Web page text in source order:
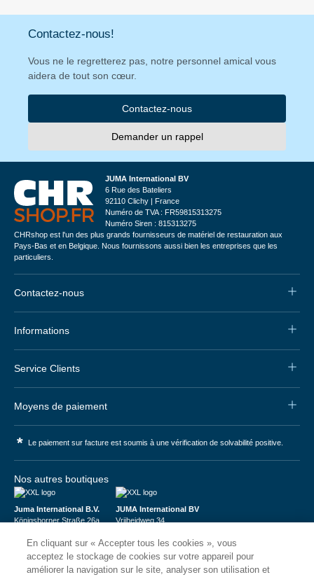
Contactez-nous!
Vous ne le regretterez pas, notre personnel amical vous
aidera de tout son cœur.
Contactez-nous
Demander un rappel
JUMA International BV
6 Rue des Bateliers
92110 Clichy | France
Numéro de TVA : FR59815313275
Numéro Siren : 815313275
CHRshop est l'un des plus grands fournisseurs de matériel de restauration aux
Pays-Bas et en Belgique. Nous fournissons aussi bien les entreprises que les
particuliers.
Contactez-nous
Informations
Service Clients
Moyens de paiement
* Le paiement sur facture est soumis à une vérification de solvabilité positive.
Nos autres boutiques
Juma International B.V.
Königsborner Straße 26a
USt-ID: DE321159873
Handelsregister: 58573909
JUMA International BV
Vrijheidweg 34
BTW: NL853095048B01
K.V.K.: 58573909
En cliquant sur « Accepter tous les cookies », vous
acceptez le stockage de cookies sur votre appareil pour
améliorer la navigation sur le site, analyser son utilisation et